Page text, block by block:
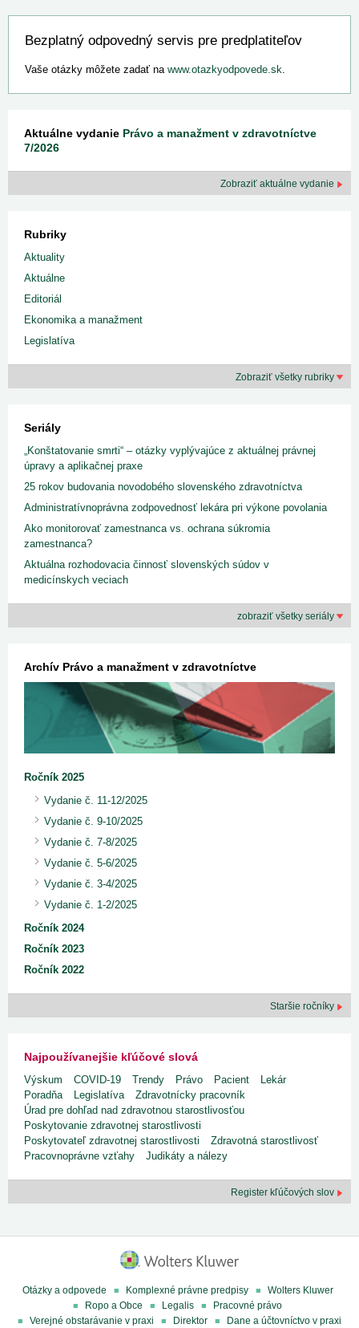
Bezplatný odpovedný servis pre predplatiteľov
Vaše otázky môžete zadať na www.otazkyodpovede.sk.
Aktuálne vydanie Právo a manažment v zdravotníctve
7/2026
Zobraziť aktuálne vydanie
Rubriky
Aktuality
Aktuálne
Editoriál
Ekonomika a manažment
Legislatíva
Zobraziť všetky rubriky
Seriály
„Konštatovanie smrti“ – otázky vyplývajúce z aktuálnej právnej
úpravy a aplikačnej praxe
25 rokov budovania novodobého slovenského zdravotníctva
Administratívnoprávna zodpovednosť lekára pri výkone povolania
Ako monitorovať zamestnanca vs. ochrana súkromia
zamestnanca?
Aktuálna rozhodovacia činnosť slovenských súdov v
medicínskych veciach
zobraziť všetky seriály
Archív Právo a manažment v zdravotníctve
Ročník 2025
Vydanie č. 11-12/2025
Vydanie č. 9-10/2025
Vydanie č. 7-8/2025
Vydanie č. 5-6/2025
Vydanie č. 3-4/2025
Vydanie č. 1-2/2025
Ročník 2024
Ročník 2023
Ročník 2022
Staršie ročníky
Najpoužívanejšie kľúčové slová
Výskum COVID-19 Trendy Právo Pacient
Lekár
Poradňa
Legislatíva
Zdravotnícky pracovník
Úrad pre dohľad nad zdravotnou starostlivosťou
Poskytovanie zdravotnej starostlivosti
Poskytovateľ zdravotnej starostlivosti
Zdravotná starostlivosť
Pracovnoprávne vzťahy
Judikáty a nálezy
Register kľúčových slov
Otázky a odpovede Komplexné právne predpisy
Wolters Kluwer
Ropo a Obce
Legalis
Pracovné právo
Verejné obstarávanie v praxi
Direktor Dane a účtovníctvo v praxi